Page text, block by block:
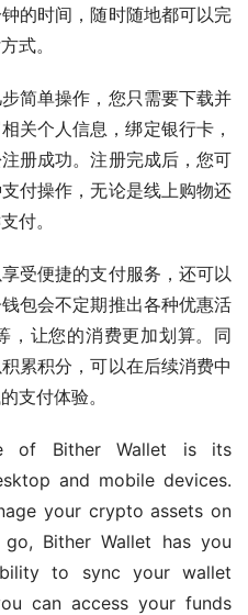
的时间，随时随地都可以完
式。
简单操作，您只需要下载并
关个人信息，绑定银行卡，
册成功。注册完成后，您可
付操作，无论是线上购物还
付。
受便捷的支付服务，还可以
包会不定期推出各种优惠活
，让您的消费更加划算。同
累积分，可以在后续消费中
支付体验。
of Bither Wallet is its
and mobile devices.
your crypto assets on
Bither Wallet has you
to sync your wallet
can access your funds